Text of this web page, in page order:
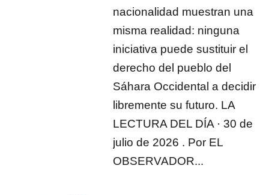
nacionalidad muestran una
misma realidad: ninguna
iniciativa puede sustituir el
derecho del pueblo del
Sáhara Occidental a decidir
libremente su futuro. LA
LECTURA DEL DÍA · 30 de
julio de 2026 . Por EL
OBSERVADOR...